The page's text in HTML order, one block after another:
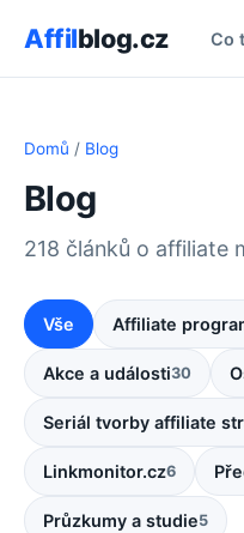
Affilblog.cz Co
Domů / Blog
Blog
218 článků o affiliate
Vše Affiliate
Akce a události30
Seriál tvorby affiliate
Linkmonitor.cz6
Průzkumy a studie5